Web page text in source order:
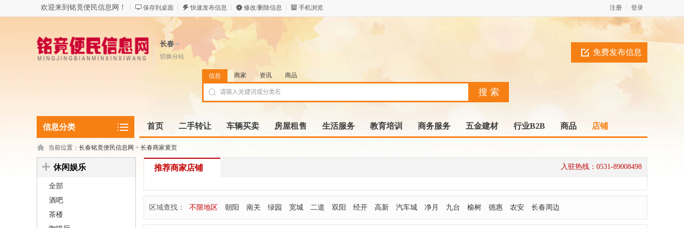
欢迎来到铭竟便民信息网！ 保存到桌面 快速发布信息 修改/删除信息 手机浏览 登录
注册
长春
切换分站 免费发布信息
信息 商家 资讯 商品
信息分类 首页 二手转让 车辆买卖 房屋租售 生活服务 教育培训 商务服务 五金建材 行业B2B 商品 店铺
当前位置： 长春铭竟便民信息网 > 长春商家黄页
休闲娱乐
全部
酒吧
茶楼
推荐商家店铺 入驻热线：0531-89008498
区域查找： 不限地区 朝阳 南关 绿园 宽城 二道 双阳 经开 高新 汽车城 净月 九台 榆树 德惠 农安 长春周边